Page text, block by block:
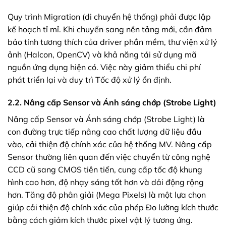
Quy trình Migration (di chuyển hệ thống) phải được lập
kế hoạch tỉ mỉ. Khi chuyển sang nền tảng mới, cần đảm
bảo tính tương thích của driver phần mềm, thư viện xử lý
ảnh (Halcon, OpenCV) và khả năng tái sử dụng mã
nguồn ứng dụng hiện có. Việc này giảm thiểu chi phí
phát triển lại và duy trì Tốc độ xử lý ổn định.
2.2. Nâng cấp Sensor và Ánh sáng chớp (Strobe Light)
Nâng cấp Sensor và Ánh sáng chớp (Strobe Light) là
con đường trực tiếp nâng cao chất lượng dữ liệu đầu
vào, cải thiện độ chính xác của hệ thống MV. Nâng cấp
Sensor thường liên quan đến việc chuyển từ công nghệ
CCD cũ sang CMOS tiên tiến, cung cấp tốc độ khung
hình cao hơn, độ nhạy sáng tốt hơn và dải động rộng
hơn. Tăng độ phân giải (Mega Pixels) là một lựa chọn
giúp cải thiện độ chính xác của phép Đo lường kích thước
bằng cách giảm kích thước pixel vật lý tương ứng.